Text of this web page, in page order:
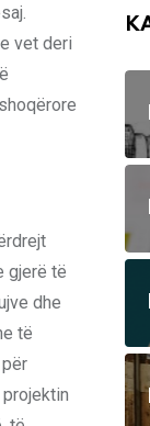
vet deri
gjerë të
dhe
të